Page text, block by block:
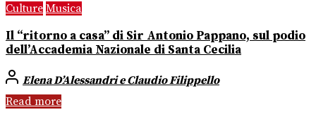
Culture Musica
Il “ritorno a casa” di Sir Antonio Pappano, sul podio
dell’Accademia Nazionale di Santa Cecilia
Elena D’Alessandri e Claudio Filippello
Read more